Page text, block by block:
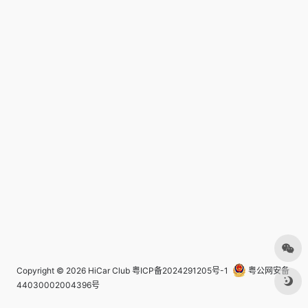
Copyright © 2026 HiCar Club 粤ICP备2024291205号-1
粤公网安备
44030002004396号